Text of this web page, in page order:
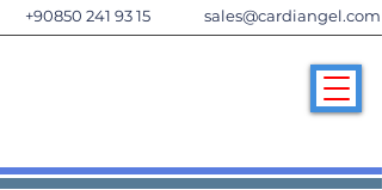
+90850 241 93 15 sales@cardiangel.com